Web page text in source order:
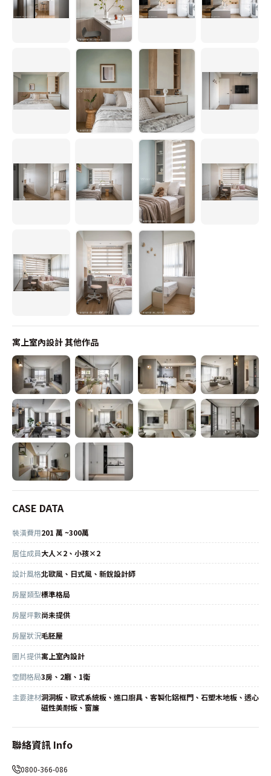
寓上室內設計其他作品
CASE DATA
裝潢費用201 萬 ~300萬
居住成員大人×2、小孩×2
設計風格北歐風、日式風、新銳設計師
房屋類型標準格局
房屋坪數尚未提供
房屋狀況毛胚屋
圖片提供寓上室內設計
空間格局3房、2廳、1衛
主要建材洞洞板、歐式系統板、進口廚具、客製化鋁框門、石塑木地板、透心
磁性美耐板、窗簾
聯絡資訊 Info
0800-366-086